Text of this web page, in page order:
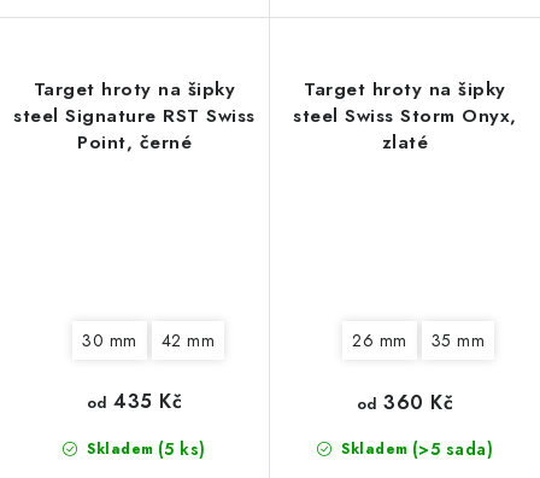
Target hroty na šipky
steel Signature RST Swiss
Point, černé
30 mm 42 mm
Skladem (5 ks)
od 435 Kč
Target hroty na šipky
steel Swiss Storm Onyx,
zlaté
26 mm 35 mm
Skladem (>5 sada)
od 360 Kč